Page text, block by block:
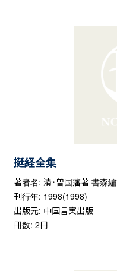
挺経全集
著者名: 清・曽国藩著 書森
刊行年: 1998(1998)
出版元: 中国言実出版
冊数: 2冊